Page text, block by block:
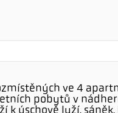
ve 4
pobytů v
úschově lyží, sáněk,